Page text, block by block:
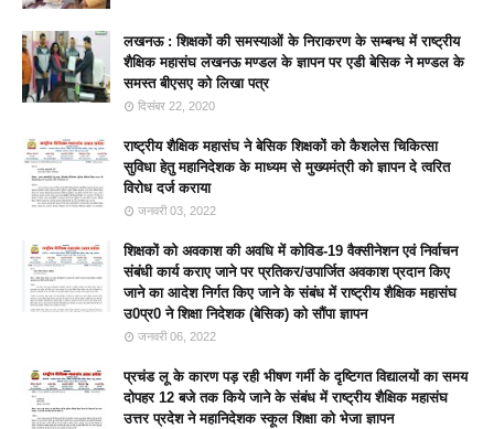
लखनऊ : शिक्षकों की समस्याओं के निराकरण के सम्बन्ध में राष्ट्रीय
शैक्षिक महासंघ लखनऊ मण्डल के ज्ञापन पर एडी बेसिक ने मण्डल के
समस्त बीएसए को लिखा पत्र
दिसंबर 22, 2020
राष्ट्रीय शैक्षिक महासंघ ने बेसिक शिक्षकों को कैशलेस चिकित्सा
सुविधा हेतु महानिदेशक के माध्यम से मुख्यमंत्री को ज्ञापन दे त्वरित
विरोध दर्ज कराया
जनवरी 03, 2022
शिक्षकों को अवकाश की अवधि में कोविड-19 वैक्सीनेशन एवं निर्वाचन
संबंधी कार्य कराए जाने पर प्रतिकर/उपार्जित अवकाश प्रदान किए
जाने का आदेश निर्गत किए जाने के संबंध में राष्ट्रीय शैक्षिक महासंघ
उ0प्र0 ने शिक्षा निदेशक (बेसिक) को सौंपा ज्ञापन
जनवरी 06, 2022
प्रचंड लू के कारण पड़ रही भीषण गर्मी के दृष्टिगत विद्यालयों का समय
दोपहर 12 बजे तक किये जाने के संबंध में राष्ट्रीय शैक्षिक महासंघ
उत्तर प्रदेश ने महानिदेशक स्कूल शिक्षा को भेजा ज्ञापन